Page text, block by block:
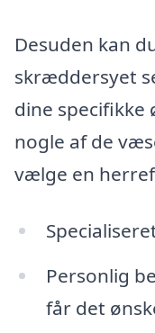
Desuden kan
skræddersyet
dine specifikke
nogle af de
vælge en
Personlig
får det